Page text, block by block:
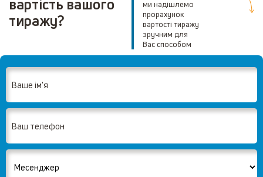
вартість вашого
тиражу?
ми надішлемо
прорахунок
вартості тиражу
зручним для
Вас способом